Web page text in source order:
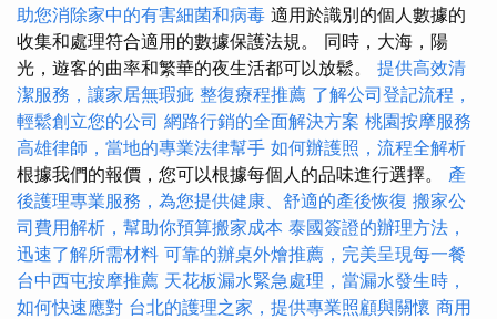
助您消除家中的有害細菌和病毒 適用於識別的個人數據的
收集和處理符合適用的數據保護法規。 同時，大海，陽
光，遊客的曲率和繁華的夜生活都可以放鬆。 提供高效清
潔服務，讓家居無瑕疵 整復療程推薦 了解公司登記流程，
輕鬆創立您的公司 網路行銷的全面解決方案 桃園按摩服務
高雄律師，當地的專業法律幫手 如何辦護照，流程全解析
根據我們的報價，您可以根據每個人的品味進行選擇。 產
後護理專業服務，為您提供健康、舒適的產後恢復 搬家公
司費用解析，幫助你預算搬家成本 泰國簽證的辦理方法，
迅速了解所需材料 可靠的辦桌外燴推薦，完美呈現每一餐
台中西屯按摩推薦 天花板漏水緊急處理，當漏水發生時，
如何快速應對 台北的護理之家，提供專業照顧與關懷 商用